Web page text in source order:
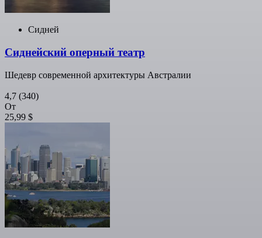
Сидней
Сиднейский оперный театр
Шедевр современной архитектуры Австралии
4,7 (340)
От
25,99 $